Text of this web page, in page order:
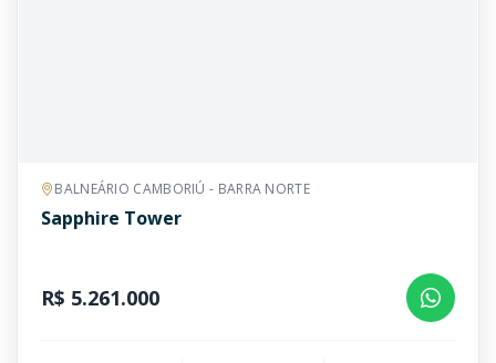
BALNEÁRIO CAMBORIÚ - BARRA NORTE
Sapphire Tower
R$ 5.261.000